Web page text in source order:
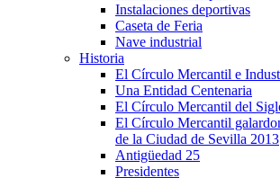
Instalaciones deportivas
Caseta de Feria
Nave industrial
Historia
El Círculo Mercantil e
Una Entidad Centenaria
El Círculo Mercantil del
El Círculo Mercantil
de la Ciudad de Sevilla 2013
Antigüedad 25
Presidentes